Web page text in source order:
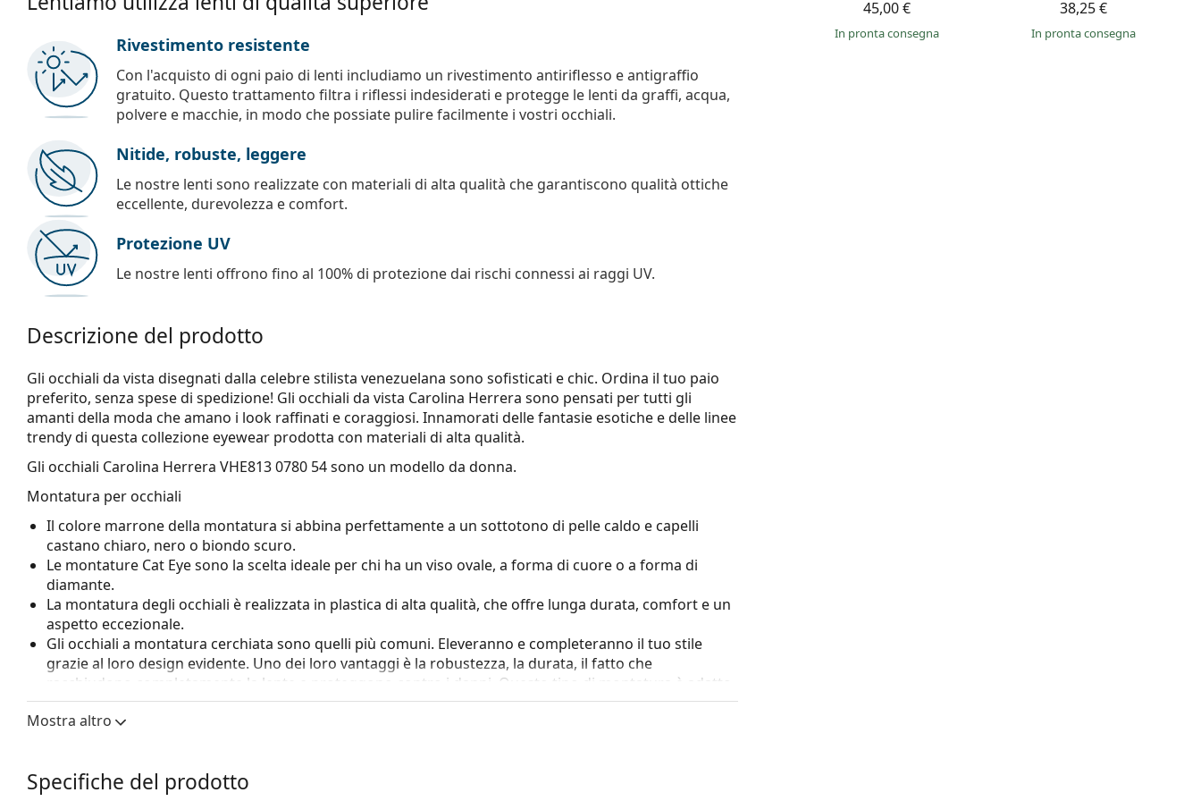
45,00 €
in pronta consegna
38,25 €
in pronta consegna
Rivestimento resistente
Con l'acquisto di ogni paio di lenti includiamo un rivestimento antiriflesso e antigraffio
gratuito. Questo trattamento filtra i riflessi indesiderati e protegge le lenti da graffi, acqua,
polvere e macchie, in modo che possiate pulire facilmente i vostri occhiali.
Nitide, robuste, leggere
Le nostre lenti sono realizzate con materiali di alta qualità che garantiscono qualità ottiche
eccellente, durevolezza e comfort.
Protezione UV
Le nostre lenti offrono fino al 100% di protezione dai rischi connessi ai raggi UV.
Descrizione del prodotto
Gli occhiali da vista disegnati dalla celebre stilista venezuelana sono sofisticati e chic. Ordina il tuo paio
preferito, senza spese di spedizione! Gli occhiali da vista Carolina Herrera sono pensati per tutti gli
amanti della moda che amano i look raffinati e coraggiosi. Innamorati delle fantasie esotiche e delle linee
trendy di questa collezione eyewear prodotta con materiali di alta qualità.
Gli occhiali Carolina Herrera VHE813 0780 54sono un modello da donna.
Montatura per occhiali
Il colore marrone della montatura si abbina perfettamente a un sottotono di pelle caldo e capelli
castano chiaro, nero o biondo scuro.
Le montature Cat Eye sono la scelta ideale per chi ha un viso ovale, a forma di cuore o a forma di
diamante.
La montatura degli occhiali è realizzata in plastica di alta qualità, che offre lunga durata, comfort e un
aspetto eccezionale.
Gli occhiali a montatura cerchiata sono quelli più comuni. Eleveranno e completeranno il tuo stile
grazie al loro design evidente. Uno dei loro vantaggi è la robustezza, la durata, il fatto che
racchiudono completamente la lente e proteggono contro i danni. Questo tipo di montatura è adatto
a tutte le lenti, comprese quelle con maggiore potenza ottica.
Accessori
variare.
Mostra altro
Specifiche del prodotto